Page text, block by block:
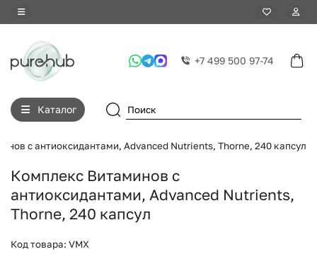
+7 499 500 97-74
Каталог
с антиоксидантами, Advanced Nutrients, Thorne, 240 капсул
Комплекс Витаминов с
антиоксидантами, Advanced Nutrients,
Thorne, 240 капсул
Код товара: VMX